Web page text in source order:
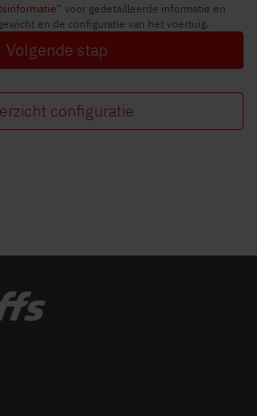
” voor gedetailleerde informatie en
en de configuratie van het voertuig.
Volgende stap
configuratie